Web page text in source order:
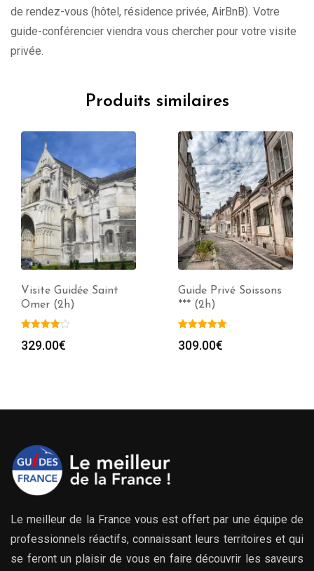
de rendez-vous (hôtel, résidence privée, AirBnB). Votre
guide-conférencier viendra vous chercher pour votre visite
privée.
Produits similaires
Visite Guidée Saint
Omer (2h)
329.00€
Guide Privé Soissons
*** (2h)
309.00€
Le meilleur de la France vous est offert par une équipe de
professionnels réactifs, connaissant leurs territoires et qui
se feront un plaisir de vous en faire découvrir les saveurs